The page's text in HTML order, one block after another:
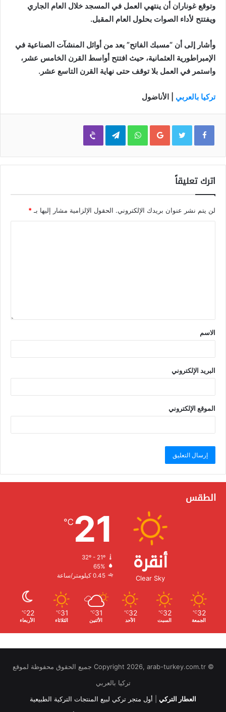
وتوقع غوناران أن ينتهي العمل في المسجد خلال العام الجاري
ويفتتح لأداء الصوات بحلول العام المقبل.
وأشار إلى أن “مسبك الفاتح” يعد من أوائل المنشآت الصناعية في
الإمبراطورية العثمانية، حيث افتتح أواسط القرن الخامس عشر،
واستمر في العمل بلا توقف حتى نهاية القرن التاسع عشر.
تركيا بالعربي | الأناضول
Google+
WhatsApp
Telegram
Viber
اترك تعليقاً
لن يتم نشر عنوان بريدك الإلكتروني. الحقول الإلزامية مشار إليها بـ *
الاسم
البريد الإلكتروني
الموقع الإلكتروني
الطقس
أنقرة
Clear Sky
21
℃
32º - 21º
الرطوبة:
الرياح:0.45 كيلومتر/ساعة
32
℃
الجمعة
32
℃
السبت
32
℃
الأحد
31
℃
الأثنين
31
℃
الثلاثاء
22
℃
الأربعاء
© Copyright 2026, arab-turkey.com.tr جميع الحقوق محفوظة لموقع
تركيا بالعربي
العطار التركي
أول متجر تركي لبيع المنتجات التركية الطبيعية